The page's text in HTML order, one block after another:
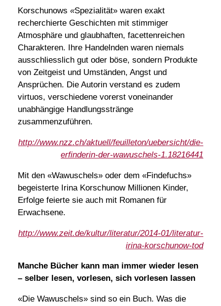
Korschunows «Spezialität» waren exakt
recherchierte Geschichten mit stimmiger
Atmosphäre und glaubhaften, facettenreichen
Charakteren. Ihre Handelnden waren niemals
ausschliesslich gut oder böse, sondern Produkte
von Zeitgeist und Umständen, Angst und
Ansprüchen. Die Autorin verstand es zudem
virtuos, verschiedene vorerst voneinander
unabhängige Handlungsstränge
zusammenzuführen.
http://www.nzz.ch/aktuell/feuilleton/uebersicht/die-
erfinderin-der-wawuschels-1.18216441
Mit den «Wawuschels» oder dem «Findefuchs»
begeisterte Irina Korschunow Millionen Kinder,
Erfolge feierte sie auch mit Romanen für
Erwachsene.
http://www.zeit.de/kultur/literatur/2014-01/literatur-
irina-korschunow-tod
Manche Bücher kann man immer wieder lesen
– selber lesen, vorlesen, sich vorlesen lassen
«Die Wawuschels» sind so ein Buch. Was die